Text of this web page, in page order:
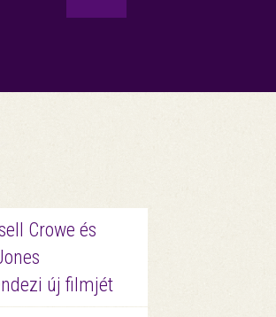
Crowe és
új filmjét